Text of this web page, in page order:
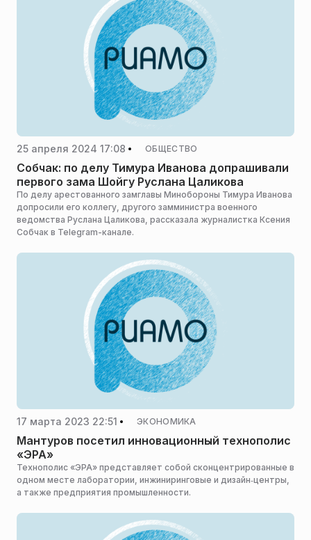
25 апреля 2024 17:08 ОБЩЕСТВО
Собчак: по делу Тимура Иванова допрашивали
первого зама Шойгу Руслана Цаликова
По делу арестованного замглавы Минобороны Тимура Иванова
допросили его коллегу, другого замминистра военного
ведомства Руслана Цаликова, рассказала журналистка Ксения
Собчак в Telegram-канале.
17 марта 2023 22:51 ЭКОНОМИКА
Мантуров посетил инновационный технополис
«ЭРА»
Технополис «ЭРА» представляет собой сконцентрированные в
одном месте лаборатории, инжиниринговые и дизайн‑центры,
а также предприятия промышленности.